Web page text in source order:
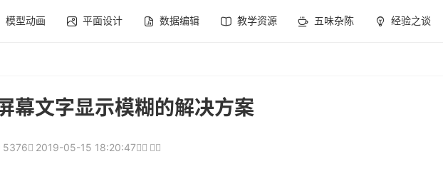
模型动画 平面设计 数据编辑 教学资源 五味杂陈 经验之谈
幕文字显示模糊的解决方案
5376 2019-05-15 18:20:47